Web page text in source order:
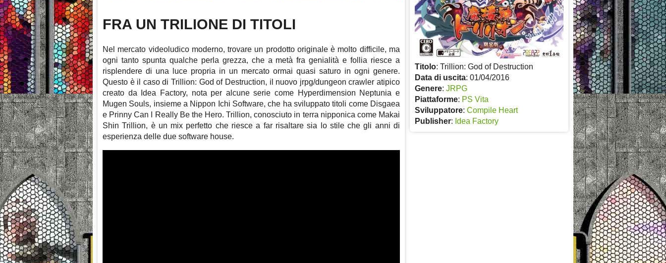
Titolo: Trillion: God of Destruction
Data di uscita: 01/04/2016
Genere: JRPG
Piattaforme: PS Vita
Sviluppatore: Compile Heart
Publisher: Idea Factory
FRA UN TRILIONE DI TITOLI
Nel mercato videoludico moderno, trovare un prodotto originale è molto difficile, ma
ogni tanto spunta qualche perla grezza, che a metà fra genialità e follia riesce a
risplendere di una luce propria in un mercato ormai quasi saturo in ogni genere.
Questo è il caso di Trillion: God of Destruction, il nuovo jrpg/dungeon crawler atipico
creato da Idea Factory, nota per alcune serie come Hyperdimension Neptunia e
Mugen Souls, insieme a Nippon Ichi Software, che ha sviluppato titoli come Disgaea
e Prinny Can I Really Be the Hero. Trillion, conosciuto in terra nipponica come Makai
Shin Trillion, è un mix perfetto che riesce a far risaltare sia lo stile che gli anni di
esperienza delle due software house.